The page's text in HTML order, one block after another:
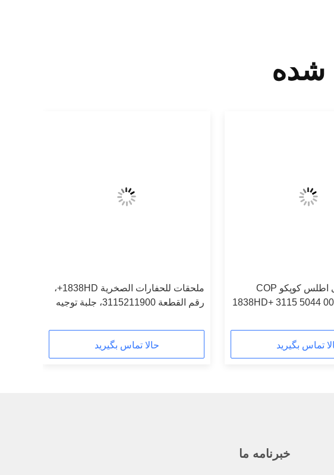
شده
سر شستشوی اطلس کوپکو COP
1838HD+ 3115 5044
تماس بگیرید
ملحقات للحفارات الصخرية 1838HD+،
رقم القطعة 3115211900، جلبة توجيه
حالا تماس بگیرید
خبرنامه ما